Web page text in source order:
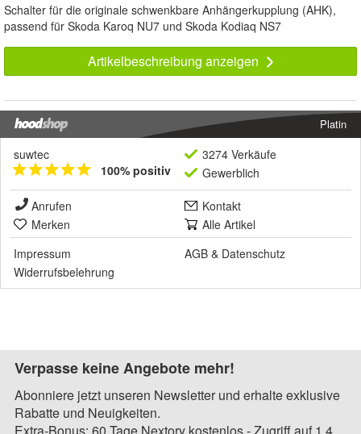
Schalter für die originale schwenkbare Anhängerkupplung (AHK),
passend für Skoda Karoq NU7 und Skoda Kodiaq NS7
Artikelbeschreibung anzeigen
Platin
suwtec
100% positiv
3274 Verkäufe
Gewerblich
Anrufen
Kontakt
Merken
Alle Artikel
Impressum
AGB & Datenschutz
Widerrufsbelehrung
Verpasse keine Angebote mehr!
Abonniere jetzt unseren Newsletter und erhalte exklusive
Rabatte und Neuigkeiten.
Extra-Bonus: 60 Tage Nextory kostenlos - Zugriff auf 1,4